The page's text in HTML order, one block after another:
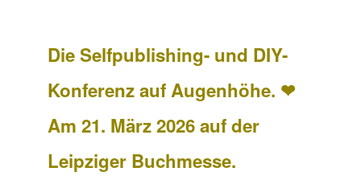
Die Selfpublishing- und DIY-
Konferenz auf Augenhöhe. ❤
Am 21. März 2026 auf der
Leipziger Buchmesse.